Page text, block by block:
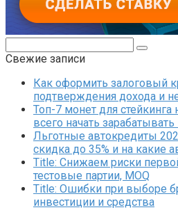
Свежие записи
Как оформить залоговый
подтверждения дохода и
Топ-7 монет для
всего начать
Льготные автокредиты
скидка до 35% и на какие
Title: Снижаем риски
тестовые партии, MOQ
Title: Ошибки при выборе
инвестиции и средства